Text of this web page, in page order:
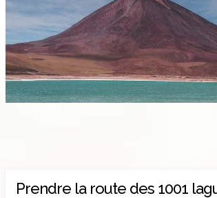
Prendre la route des 1001